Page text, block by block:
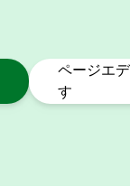
ページエ
す